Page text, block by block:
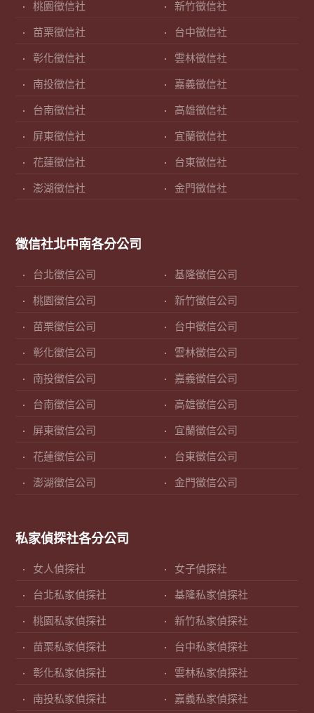
桃園徵信社 新竹徵信社
苗栗徵信社 台中徵信社
彰化徵信社 雲林徵信社
南投徵信社 嘉義徵信社
台南徵信社 高雄徵信社
屏東徵信社 宜蘭徵信社
花蓮徵信社 台東徵信社
澎湖徵信社 金門徵信社
徵信社北中南各分公司
台北徵信公司 基隆徵信公司
桃園徵信公司 新竹徵信公司
苗栗徵信公司 台中徵信公司
彰化徵信公司 雲林徵信公司
南投徵信公司 嘉義徵信公司
台南徵信公司 高雄徵信公司
屏東徵信公司 宜蘭徵信公司
花蓮徵信公司 台東徵信公司
澎湖徵信公司 金門徵信公司
私家偵探社各分公司
女人偵探社 女子偵探社
台北私家偵探社 基隆私家偵探社
桃園私家偵探社 新竹私家偵探社
苗栗私家偵探社 台中私家偵探社
彰化私家偵探社 雲林私家偵探社
南投私家偵探社 嘉義私家偵探社